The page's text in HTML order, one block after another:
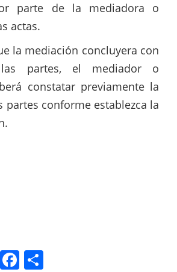
parte de la mediadora o
actas.
la mediación concluyera con
partes, el mediador o
constatar previamente la
partes conforme establezca la
T F